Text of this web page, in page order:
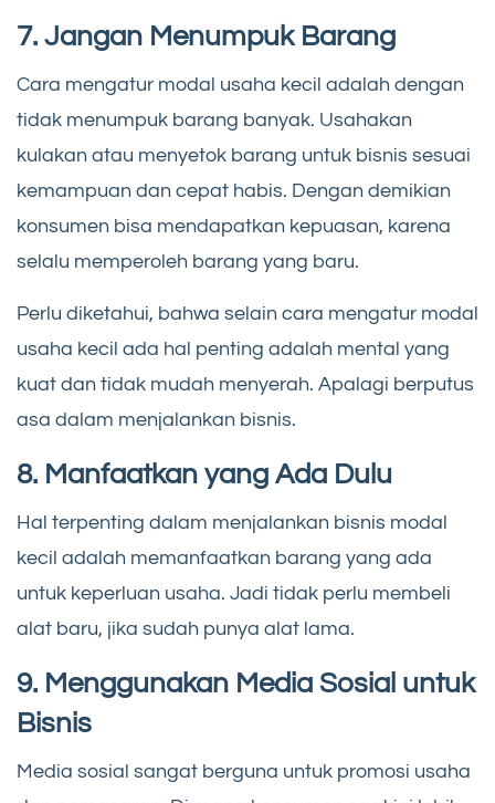
7. Jangan Menumpuk Barang
Cara mengatur modal usaha kecil adalah dengan
tidak menumpuk barang banyak. Usahakan
kulakan atau menyetok barang untuk bisnis sesuai
kemampuan dan cepat habis. Dengan demikian
konsumen bisa mendapatkan kepuasan, karena
selalu memperoleh barang yang baru.
Perlu diketahui, bahwa selain cara mengatur modal
usaha kecil ada hal penting adalah mental yang
kuat dan tidak mudah menyerah. Apalagi berputus
asa dalam menjalankan bisnis.
8. Manfaatkan yang Ada Dulu
Hal terpenting dalam menjalankan bisnis modal
kecil adalah memanfaatkan barang yang ada
untuk keperluan usaha. Jadi tidak perlu membeli
alat baru, jika sudah punya alat lama.
9. Menggunakan Media Sosial untuk
Bisnis
Media sosial sangat berguna untuk promosi usaha